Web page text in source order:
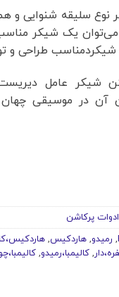
نوع سلیقه شنوایی و
یک شیکر
طراحی و
شیکر عامل
آن در موسیقی
پرکاشن
رمیدو,هاردکیس,
,کالیمبا،رمیدو,